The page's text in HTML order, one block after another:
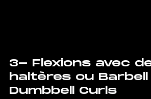
3- Flexions avec
haltères ou Barbell
Dumbbell Curls